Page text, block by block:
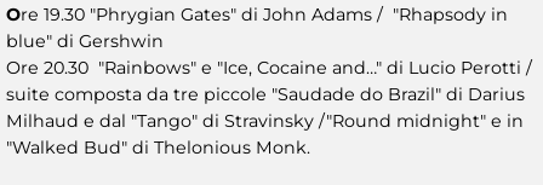
Ore 19.30 "Phrygian Gates" di John Adams / "Rhapsody in
blue" di Gershwin
Ore 20.30 "Rainbows" e "Ice, Cocaine and…" di Lucio Perotti /
suite composta da tre piccole "Saudade do Brazil" di Darius
Milhaud e dal "Tango" di Stravinsky /"Round midnight" e in
"Walked Bud" di Thelonious Monk.